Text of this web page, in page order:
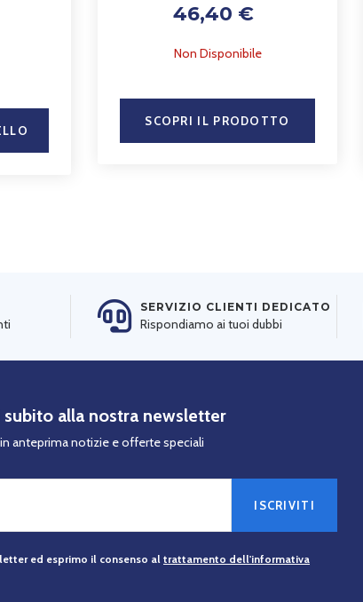
46,40 €
Non Disponibile
SCOPRI IL PRODOTTO
SERVIZIO CLIENTI DEDICATO
Rispondiamo ai tuoi dubbi
alla nostra newsletter
anteprima notizie e offerte speciali
ISCRIVITI
ed esprimo il consenso al trattamento dell'informativa